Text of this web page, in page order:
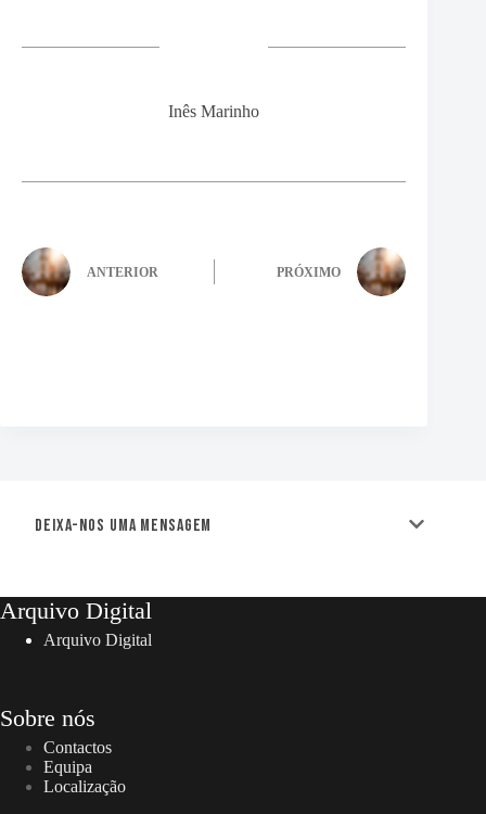
Inês Marinho
ANTERIOR PRÓXIMO
Deixa-nos uma mensagem
Arquivo Digital
Arquivo Digital
Sobre nós
Contactos
Equipa
Localização